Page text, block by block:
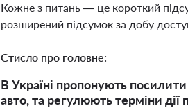
Кожне з питань — це короткий
розширений підсумок за добу
Стисло про головне:
В Україні пропонують
авто, та регулюють терміни дії